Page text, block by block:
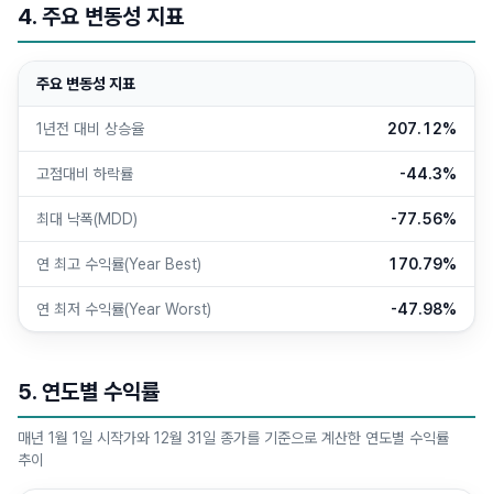
4. 주요 변동성 지표
주요 변동성 지표
1년전 대비 상승율 207.12%
고점대비 하락률 -44.3%
최대 낙폭(MDD) -77.56%
연 최고 수익률(Year Best) 170.79%
연 최저 수익률(Year Worst) -47.98%
5. 연도별 수익률
매년 1월 1일 시작가와 12월 31일 종가를 기준으로 계산한 연도별 수익률
추이